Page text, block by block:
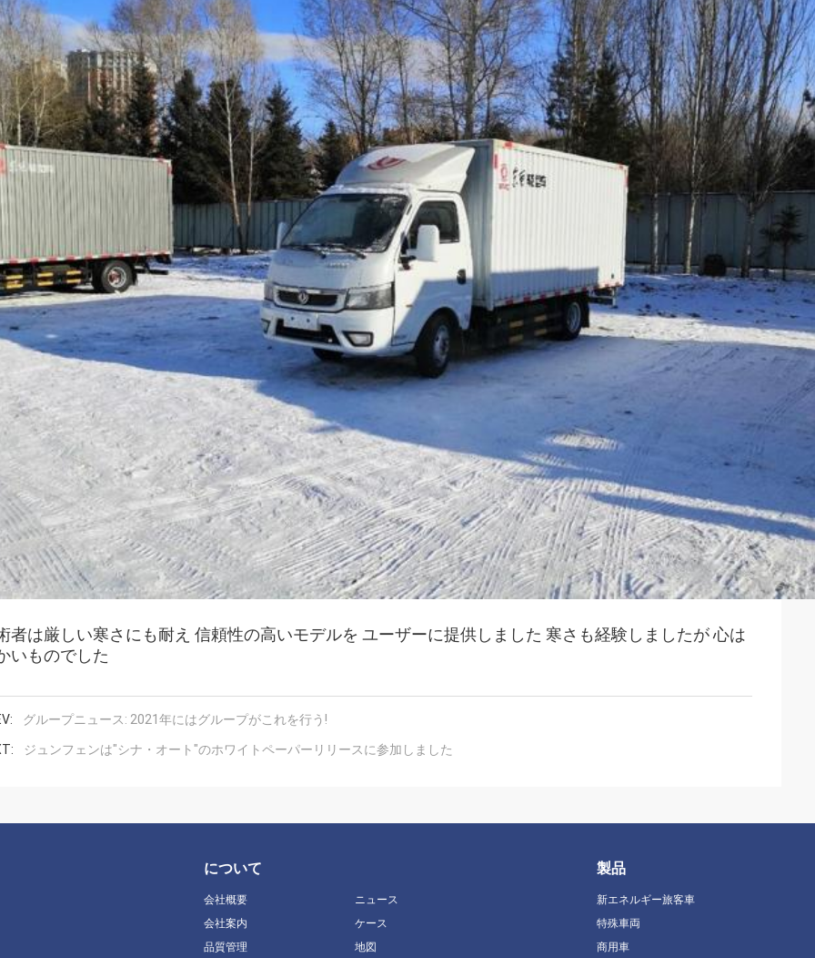
者は厳しい寒さにも耐え 信頼性の高いモデルを ユーザーに提供しました 寒さも経験しましたが 心は
いものでした
グループニュース: 2021年にはグループがこれを行う!
ジュンフェンは"シナ・オート"のホワイトペーパーリリースに参加しました
について
会社概要
会社案内
品質管理
ニュース
ケース
地図
製品
新エネルギー旅客車
特殊車両
商用車